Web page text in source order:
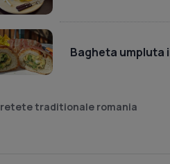
Bagheta umpluta
retete traditionale romania